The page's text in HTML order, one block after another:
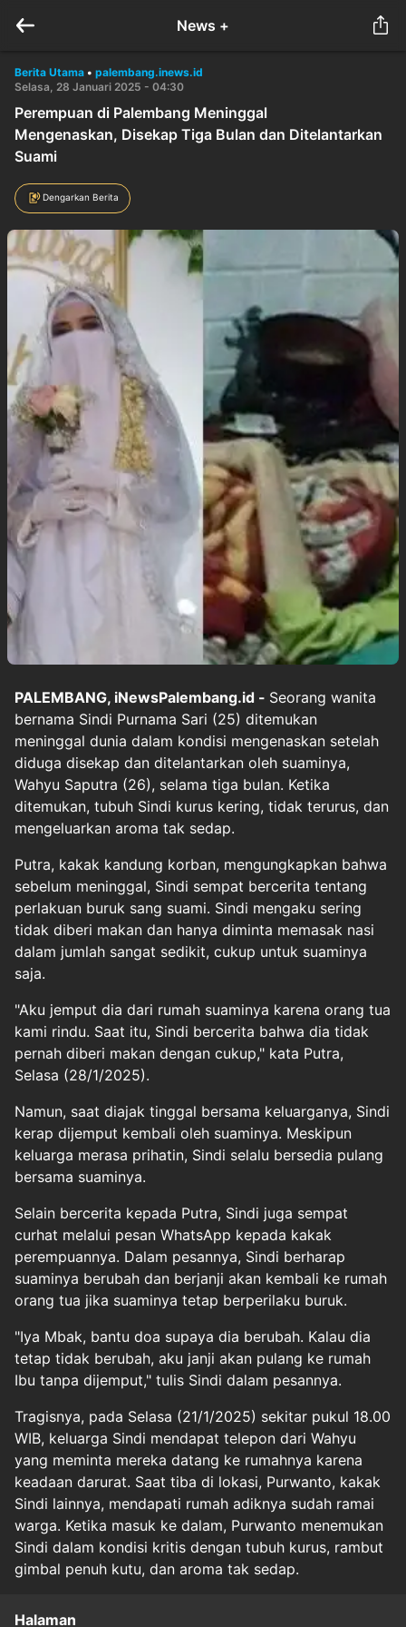
News +
Berita Utama • palembang.inews.id
Selasa, 28 Januari 2025 - 04:30
Perempuan di Palembang Meninggal
Mengenaskan, Disekap Tiga Bulan dan Ditelantarkan
Suami
Dengarkan Berita
PALEMBANG, iNewsPalembang.id - Seorang wanita
bernama Sindi Purnama Sari (25) ditemukan
meninggal dunia dalam kondisi mengenaskan setelah
diduga disekap dan ditelantarkan oleh suaminya,
Wahyu Saputra (26), selama tiga bulan. Ketika
ditemukan, tubuh Sindi kurus kering, tidak terurus, dan
mengeluarkan aroma tak sedap.
Putra, kakak kandung korban, mengungkapkan bahwa
sebelum meninggal, Sindi sempat bercerita tentang
perlakuan buruk sang suami. Sindi mengaku sering
tidak diberi makan dan hanya diminta memasak nasi
dalam jumlah sangat sedikit, cukup untuk suaminya
saja.
"Aku jemput dia dari rumah suaminya karena orang tua
kami rindu. Saat itu, Sindi bercerita bahwa dia tidak
pernah diberi makan dengan cukup," kata Putra,
Selasa (28/1/2025).
Namun, saat diajak tinggal bersama keluarganya, Sindi
kerap dijemput kembali oleh suaminya. Meskipun
keluarga merasa prihatin, Sindi selalu bersedia pulang
bersama suaminya.
Selain bercerita kepada Putra, Sindi juga sempat
curhat melalui pesan WhatsApp kepada kakak
perempuannya. Dalam pesannya, Sindi berharap
suaminya berubah dan berjanji akan kembali ke rumah
orang tua jika suaminya tetap berperilaku buruk.
"Iya Mbak, bantu doa supaya dia berubah. Kalau dia
tetap tidak berubah, aku janji akan pulang ke rumah
Ibu tanpa dijemput," tulis Sindi dalam pesannya.
Tragisnya, pada Selasa (21/1/2025) sekitar pukul 18.00
WIB, keluarga Sindi mendapat telepon dari Wahyu
yang meminta mereka datang ke rumahnya karena
keadaan darurat. Saat tiba di lokasi, Purwanto, kakak
Sindi lainnya, mendapati rumah adiknya sudah ramai
warga. Ketika masuk ke dalam, Purwanto menemukan
Sindi dalam kondisi kritis dengan tubuh kurus, rambut
gimbal penuh kutu, dan aroma tak sedap.
Halaman